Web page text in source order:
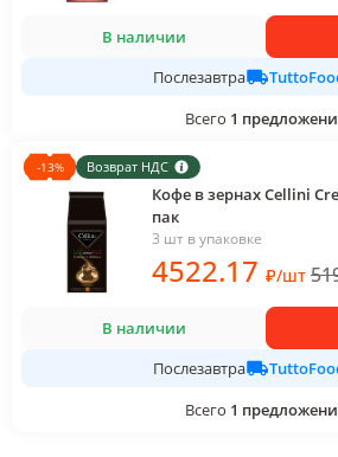
В наличии
Послезавтра
Всего 1
-13% Возврат НДС
Кофе в зернах Cellini
пак
3 шт в упаковке
4522.17 ₽/шт
В наличии
Послезавтра
Всего 1